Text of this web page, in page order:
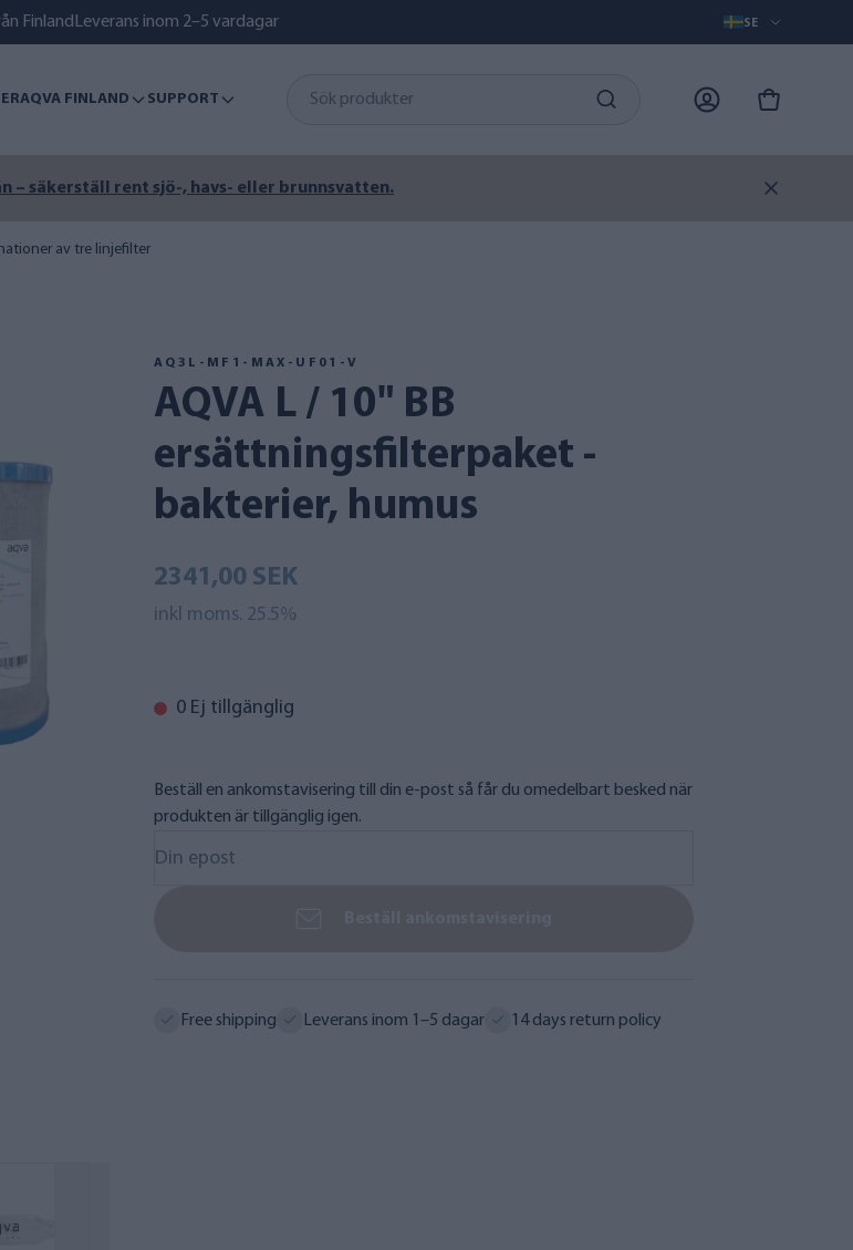
Finland Leverans inom 2–5 vardagar SE
AQVA FINLAND SUPPORT
– säkerställ rent sjö-, havs- eller brunnsvatten.
av tre linjefilter
AQ3L-MF1-MAX-UF01-V
AQVA L / 10" BB
ersättningsfilterpaket -
bakterier, humus
2341,00 SEK
inkl moms. 25.5%
0 Ej tillgänglig
Beställ en ankomstavisering till din e-post så får du omedelbart besked när
produkten är tillgänglig igen.
Free shipping Leverans inom 1–5 dagar 14 days return policy